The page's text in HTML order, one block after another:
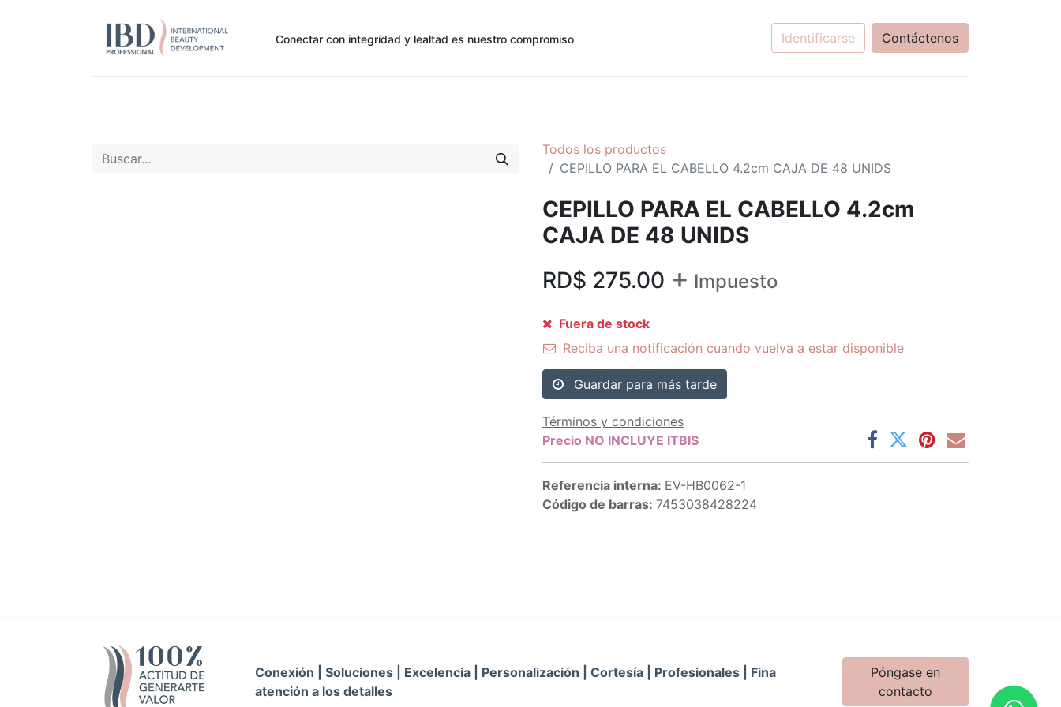
Conectar con integridad y lealtad es nuestro compromiso Identificarse Contáctenos
Todos los productos
CEPILLO PARA EL CABELLO 4.2cm CAJA DE 48 UNIDS
CEPILLO PARA EL CABELLO 4.2cm
CAJA DE 48 UNIDS
RD$ 275.00 + Impuesto
Fuera de stock
Reciba una notificación cuando vuelva a estar disponible
Guardar para más tarde
Términos y condiciones
Precio NO INCLUYE ITBIS
Referencia interna: EV-HB0062-1
Código de barras: 7453038428224
Conexión | Soluciones | Excelencia | Personalización | Cortesía | Profesionales | Fina
atención a los detalles
Póngase en
contacto